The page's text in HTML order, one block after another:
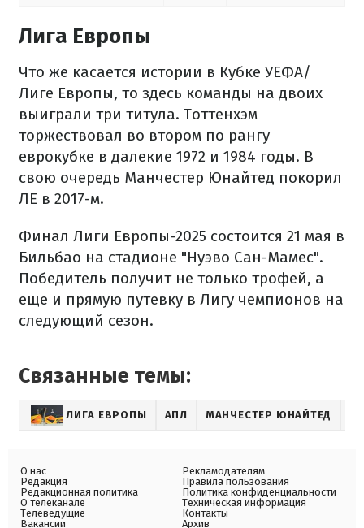
Лига Европы
Что же касается истории в Кубке УЕФА/
Лиге Европы, то здесь команды на двоих
выиграли три титула. Тоттенхэм
торжествовал во втором по рангу
еврокубке в далекие 1972 и 1984 годы. В
свою очередь Манчестер Юнайтед покорил
ЛЕ в 2017-м.
Финал Лиги Европы-2025 состоится 21 мая в
Бильбао на стадионе "Нуэво Сан-Мамес".
Победитель получит не только трофей, а
еще и прямую путевку в Лигу чемпионов на
следующий сезон.
Связанные темы:
ЛИГА ЕВРОПЫ АПЛ МАНЧЕСТЕР ЮНАЙТЕД
О нас
Редакция
Редакционная политика
О телеканале
Телеведущие
Вакансии
Рекламодателям
Правила пользования
Политика конфиденциальности
Техническая информация
Контакты
Архив